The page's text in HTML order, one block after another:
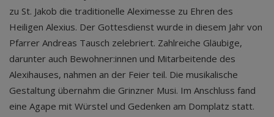
zu St. Jakob die traditionelle Aleximesse zu Ehren des
Heiligen Alexius. Der Gottesdienst wurde in diesem Jahr von
Pfarrer Andreas Tausch zelebriert. Zahlreiche Gläubige,
darunter auch Bewohner:innen und Mitarbeitende des
Alexihauses, nahmen an der Feier teil. Die musikalische
Gestaltung übernahm die Grinzner Musi. Im Anschluss fand
eine Agape mit Würstel und Gedenken am Domplatz statt.